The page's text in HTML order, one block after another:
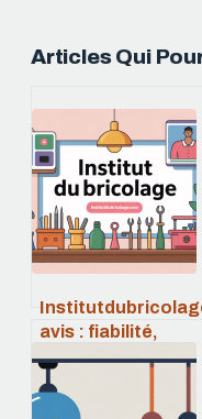
Articles Qui
avis : fiabilité,
efficacité et
retours
d’expérience